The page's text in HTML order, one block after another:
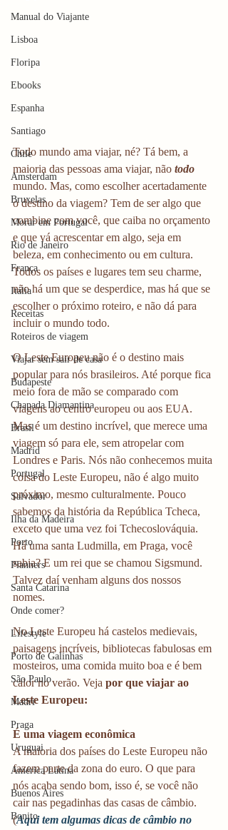
Manual do Viajante
Lisboa
Floripa
Ebooks
Espanha
Santiago
Chile
Amsterdam
Bruxelas
Morar em Portugal
Rio de Janeiro
França
Itália
Receitas
Roteiros de viagem
Viajar sem sair de casa
Budapeste
Chapada Diamantina
Brasil
Madrid
Portugal
Salvador
Ilha da Madeira
Porto
Planners
Santa Catarina
Onde comer?
Lifestyle
Porto de Galinhas
São Paulo
Madri
Praga
Uruguai
América Latina
Buenos Aires
Bonito
Todo mundo ama viajar, né? Tá bem, a
maioria das pessoas ama viajar, não todo
mundo. Mas, como escolher acertadamente
o destino da viagem? Tem de ser algo que
combine com você, que caiba no orçamento
e que vá acrescentar em algo, seja em
beleza, em conhecimento ou em cultura.
Todos os países e lugares tem seu charme,
não há um que se desperdice, mas há que se
escolher o próximo roteiro, e não dá para
incluir o mundo todo.
O Leste Europeu não é o destino mais
popular para nós brasileiros. Até porque fica
meio fora de mão se comparado com
viagens ao centro europeu ou aos EUA.
Mas é um destino incrível, que merece uma
viagem só para ele, sem atropelar com
Londres e Paris. Nós não conhecemos muita
coisa do Leste Europeu, não é algo muito
próximo, mesmo culturalmente. Pouco
sabemos da história da República Tcheca,
exceto que uma vez foi Tchecoslováquia.
Há uma santa Ludmilla, em Praga, você
sabia? E um rei que se chamou Sigsmund.
Talvez daí venham alguns dos nossos
nomes.
No Leste Europeu há castelos medievais,
paisagens incríveis, bibliotecas fabulosas em
mosteiros, uma comida muito boa e é bem
calor no verão. Veja por que viajar ao
Leste Europeu:
É uma viagem econômica
A maioria dos países do Leste Europeu não
fazem parte da zona do euro. O que para
nós acaba sendo bom, isso é, se você não
cair nas pegadinhas das casas de câmbio.
(Aqui tem algumas dicas de câmbio no